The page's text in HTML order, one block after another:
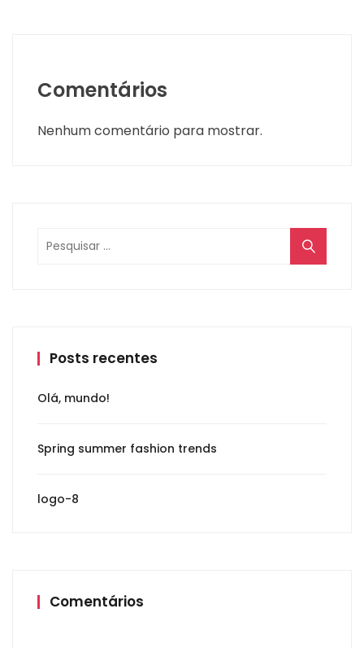
Comentários
Nenhum comentário para mostrar.
Posts recentes
Olá, mundo!
Spring summer fashion trends
logo-8
Comentários